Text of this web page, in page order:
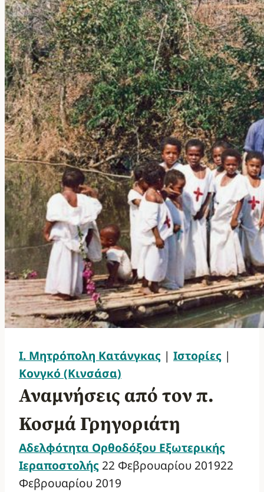
Ι. Μητρόπολη Κατάνγκας | Ιστορίες |
Κονγκό (Κινσάσα)
Αναμνήσεις από τον π.
Κοσμά Γρηγοριάτη
Αδελφότητα Ορθοδόξου Εξωτερικής
Ιεραποστολής 22 Φεβρουαρίου 201922
Φεβρουαρίου 2019